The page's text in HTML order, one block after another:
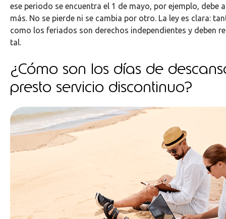
ese periodo se encuentra el 1 de mayo, por ejemplo, debe
más. No se pierde ni se cambia por otro. La ley es clara:
como los feriados son derechos independientes y deben
tal.
¿Cómo son los días de
presto servicio discontinuo?